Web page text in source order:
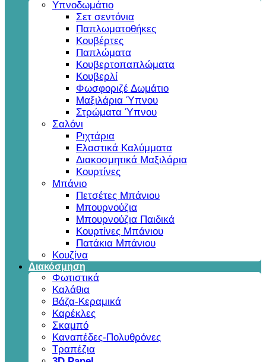
Υπνοδωμάτιο
Σετ σεντόνια
Παπλωματοθήκες
Κουβέρτες
Παπλώματα
Κουβερτοπαπλώματα
Κουβερλί
Φωσφοριζέ Δωμάτιο
Μαξιλάρια Ύπνου
Στρώματα Ύπνου
Σαλόνι
Ριχτάρια
Ελαστικά Καλύμματα
Διακοσμητικά Μαξιλάρια
Κουρτίνες
Μπάνιο
Πετσέτες Μπάνιου
Μπουρνούζια
Μπουρνούζια Παιδικά
Κουρτίνες Μπάνιου
Πατάκια Μπάνιου
Κουζίνα
Διακόσμηση
Φωτιστικά
Καλάθια
Βάζα-Κεραμικά
Καρέκλες
Σκαμπό
Καναπέδες-Πολυθρόνες
Τραπέζια